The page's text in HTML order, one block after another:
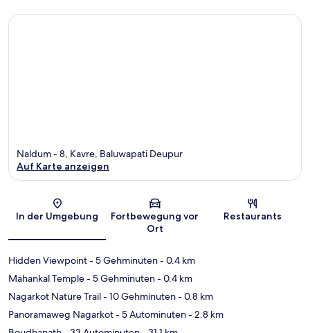
Karte
Naldum - 8, Kavre, Baluwapati Deupur
Auf Karte anzeigen
In der Umgebung
Fortbewegung vor
Ort
Restaurants
Hidden Viewpoint- 5 Gehminuten- 0.4 km
Mahankal Temple- 5 Gehminuten- 0.4 km
Nagarkot Nature Trail- 10 Gehminuten- 0.8 km
Panoramaweg Nagarkot- 5 Autominuten- 2.8 km